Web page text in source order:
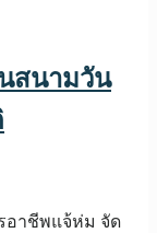
สนามวัน
อาชีพแจ้ห่ม จัด